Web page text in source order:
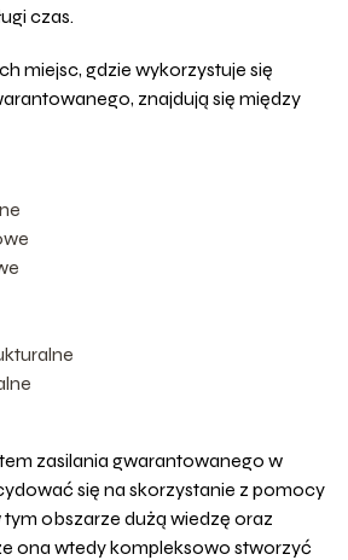
czas.
miejsc, gdzie wykorzystuje się
znajdują się między
zasilania gwarantowanego w
się na skorzystanie z pomocy
obszarze dużą wiedzę oraz
ona wtedy kompleksowo stworzyć